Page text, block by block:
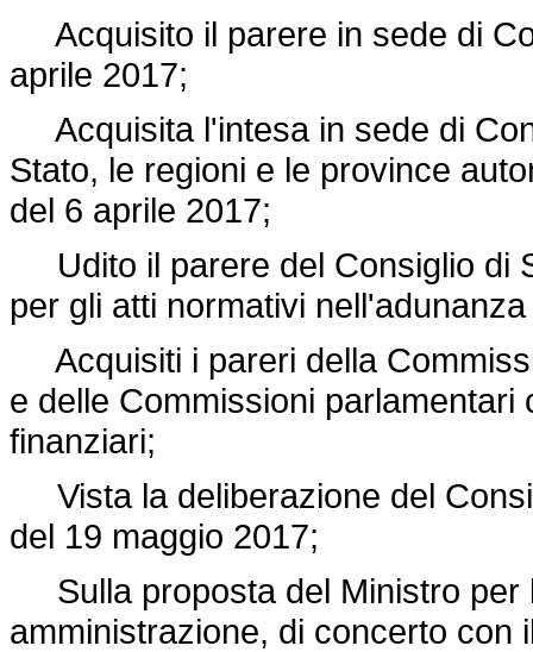
Acquisito il parere in sede di
aprile 2017;
Acquisita l'intesa in sede di
Stato, le regioni e le province
del 6 aprile 2017;
Udito il parere del Consiglio di
per gli atti normativi
Acquisiti i pareri della
e delle Commissioni
finanziari;
Vista la deliberazione del
del 19 maggio 2017;
Sulla proposta del Ministro per
amministrazione, di concerto con